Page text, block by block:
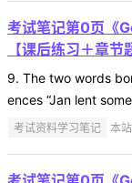
考试笔记第0页《
【课后练习＋章
9. The two words
ences “Jan lent
考试资料学习笔记 本